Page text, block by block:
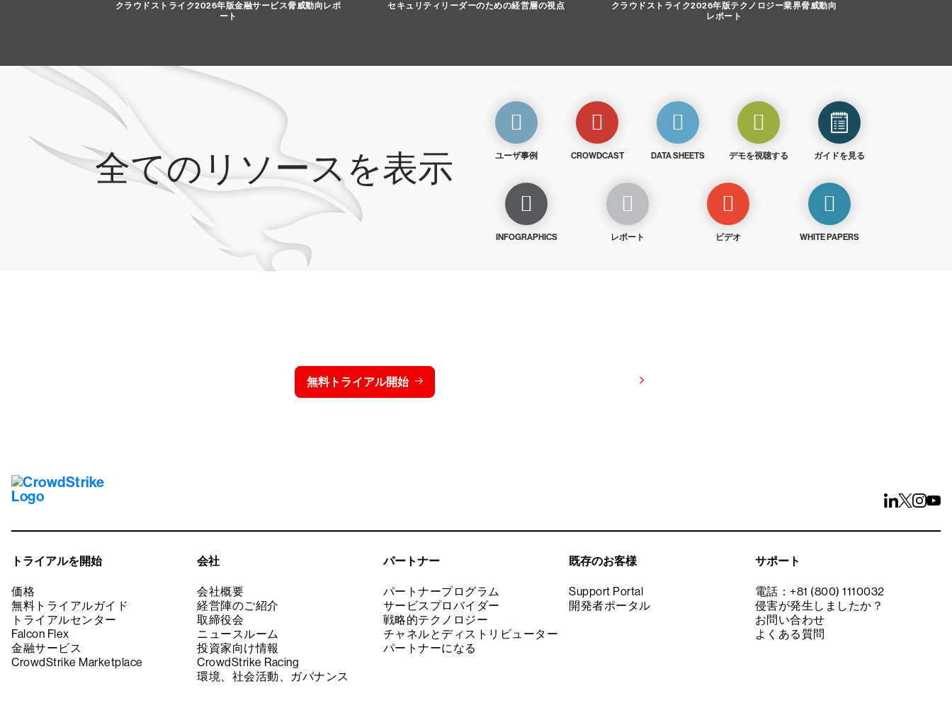
クラウドストライク2026年版金融サービス脅威動向レポ
ート
セキュリティリーダーのための経営層の視点
クラウドストライク2026年版テクノロジー業界脅威動向
レポート
全てのリソースを表示 ユーザ事例 CROWDCAST DATA SHEETS デモを視聴する ガイドを見る
INFOGRAPHICS レポート ビデオ WHITE PAPERS
無料トライアル開始
トライアルを開始
価格
無料トライアルガイド
トライアルセンター
Falcon Flex
金融サービス
CrowdStrike Marketplace
会社
会社概要
経営陣のご紹介
取締役会
ニュースルーム
投資家向け情報
CrowdStrike Racing
環境、社会活動、ガバナンス
パートナー
パートナープログラム
サービスプロバイダー
戦略的テクノロジー
チャネルとディストリビューター
パートナーになる
既存のお客様
Support Portal
開発者ポータル
サポート
電話：+81 (800) 1110032
侵害が発生しましたか？
お問い合わせ
よくある質問